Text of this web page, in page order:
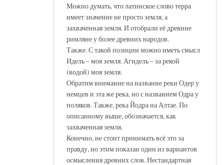
Можно думать, что латинское слово терра
имеет значение не просто земля, а
захваченная земля. И отобрали её древние
римляне у более древних народов.
Также. С такой позиции можно иметь смысл
Идель – моя земля. Агидель – за рекой
(водой) моя земля.
Обратим внимание на название реки Одер у
немцев и эта же река, но с названием Одра у
поляков. Также, река Йодра на Алтае. По
описанному выше, обозначается, как
захваченная земля.
Конечно, не стоит принимать всё это за
правду, но этим показан один из вариантов
осмысления древних слов. Нестандартная